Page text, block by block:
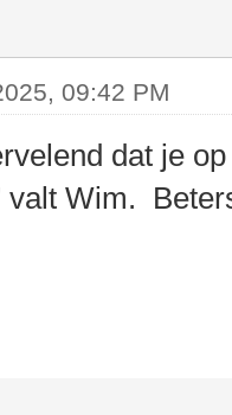
09:42 PM
dat je
valt Wim.